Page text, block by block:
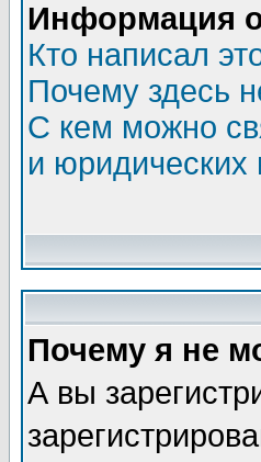
Информация
Кто написал
Почему здесь
С кем можно
и
Почему я не
А вы